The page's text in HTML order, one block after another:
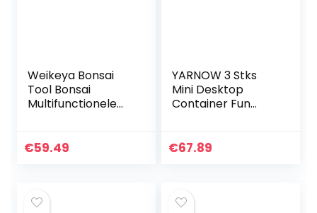
Weikeya Bonsai
Tool Bonsai
Multifunctionele
x 38,5 cm, met
€59.49
YARNOW 3 Stks
Mini Desktop
Container Fun
Collectief Home
€67.89